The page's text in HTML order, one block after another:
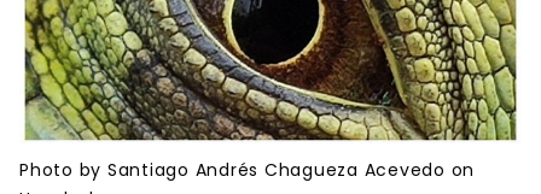
Photo by Santiago Andrés Chagueza Acevedo on